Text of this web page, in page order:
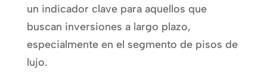
un indicador clave para aquellos que
buscan inversiones a largo plazo,
especialmente en el segmento de pisos de
lujo.